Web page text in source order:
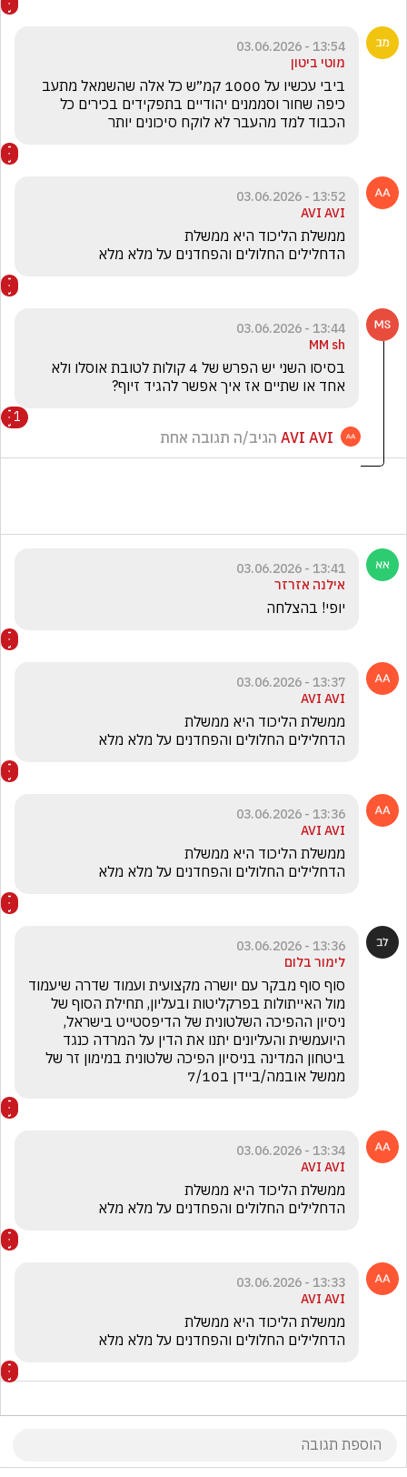
13:54 - 03.06.2026
מוטי ביטון
הכבוד למד מהעבר לא לוקח סיכונים יותר
13:52 - 03.06.2026
AVI AVI
הדחלילים החלולים והפחדנים על מלא מלא
13:44 - 03.06.2026
MM sh
אחד או שתיים אז איך אפשר להגיד זיוף?
1
AVI AVI הגיב/ה תגובה אחת
13:41 - 03.06.2026
אילנה אזרזר
יופי! בהצלחה
13:37 - 03.06.2026
AVI AVI
הדחלילים החלולים והפחדנים על מלא מלא
13:36 - 03.06.2026
AVI AVI
הדחלילים החלולים והפחדנים על מלא מלא
13:36 - 03.06.2026
לימור בלום
ממשל אובמה/ביידן ב7/10
13:34 - 03.06.2026
AVI AVI
הדחלילים החלולים והפחדנים על מלא מלא
13:33 - 03.06.2026
AVI AVI
הדחלילים החלולים והפחדנים על מלא מלא